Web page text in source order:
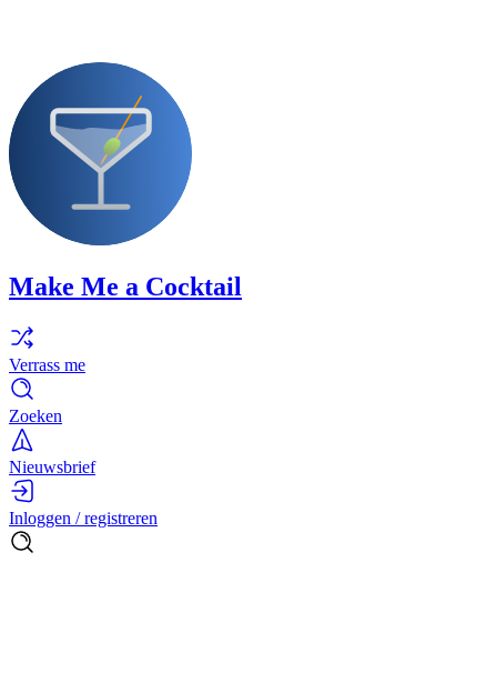
Make Me a Cocktail
Verrass me
Zoeken
Nieuwsbrief
Inloggen / registreren